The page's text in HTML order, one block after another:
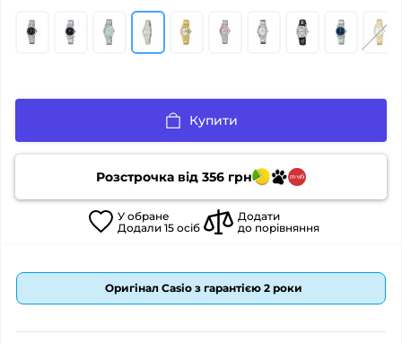
Купити
Розстрочка від 356 грн
У обране
Додали 15осіб
Додати
до порівняння
Оригінал Casio з гарантією 2 роки